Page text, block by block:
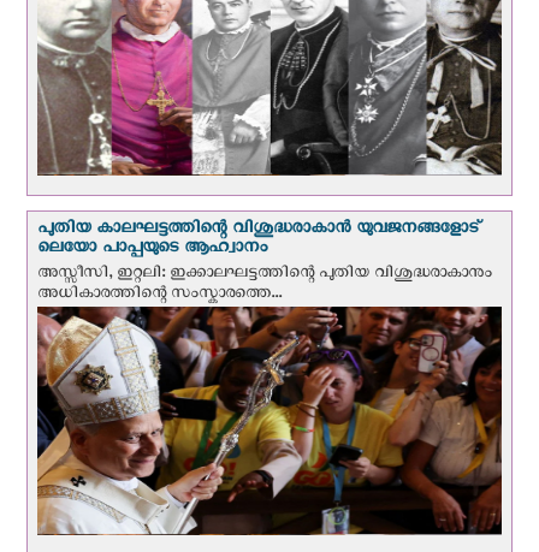
പുതിയ കാലഘട്ടത്തിന്റെ വിശുദ്ധരാകാന്‍ യുവജനങ്ങളോട്
ലെയോ പാപ്പയുടെ ആഹ്വാനം
അസ്സീസി, ഇറ്റലി: ഇക്കാലഘട്ടത്തിന്റെ പുതിയ വിശുദ്ധരാകാനും
അധികാരത്തിന്റെ സംസ്കാരത്തെ...